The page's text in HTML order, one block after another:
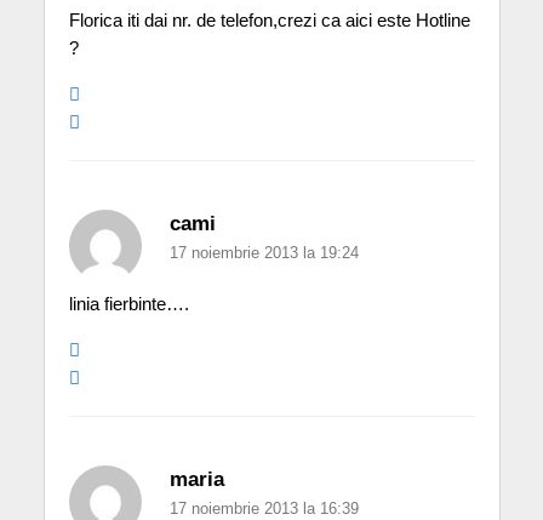
Florica iti dai nr. de telefon,crezi ca aici este Hotline
?
cami
17 noiembrie 2013 la 19:24
linia fierbinte….
maria
17 noiembrie 2013 la 16:39